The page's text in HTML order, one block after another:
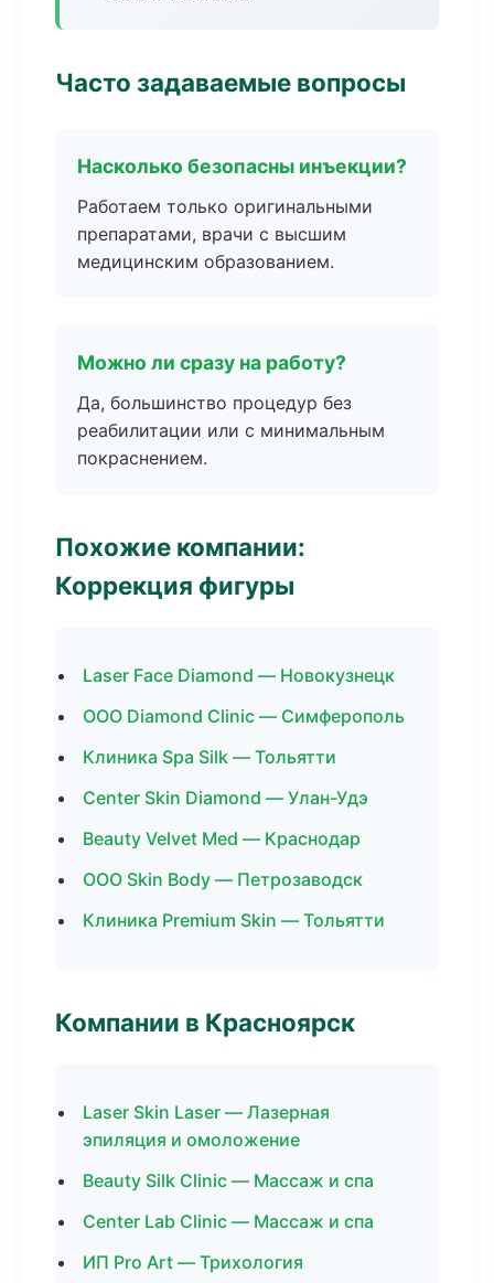
Часто задаваемые вопросы
Насколько безопасны инъекции?
Работаем только оригинальными
препаратами, врачи с высшим
медицинским образованием.
Можно ли сразу на работу?
Да, большинство процедур без
реабилитации или с минимальным
покраснением.
Похожие компании:
Коррекция фигуры
Laser Face Diamond — Новокузнецк
ООО Diamond Clinic — Симферополь
Клиника Spa Silk — Тольятти
Center Skin Diamond — Улан-Удэ
Beauty Velvet Med — Краснодар
ООО Skin Body — Петрозаводск
Клиника Premium Skin — Тольятти
Компании в Красноярск
Laser Skin Laser — Лазерная
эпиляция и омоложение
Beauty Silk Clinic — Массаж и спа
Center Lab Clinic — Массаж и спа
ИП Pro Art — Трихология